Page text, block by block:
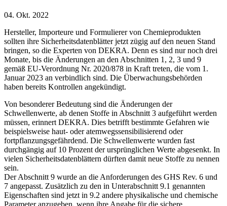
04. Okt. 2022
Hersteller, Importeure und Formulierer von Chemieprodukten
sollten ihre Sicherheitsdatenblätter jetzt zügig auf den neuen Stand
bringen, so die Experten von DEKRA. Denn es sind nur noch drei
Monate, bis die Änderungen an den Abschnitten 1, 2, 3 und 9
gemäß EU-Verordnung Nr. 2020/878 in Kraft treten, die vom 1.
Januar 2023 an verbindlich sind. Die Überwachungsbehörden
haben bereits Kontrollen angekündigt.
Von besonderer Bedeutung sind die Änderungen der
Schwellenwerte, ab denen Stoffe in Abschnitt 3 aufgeführt werden
müssen, erinnert DEKRA. Dies betrifft bestimmte Gefahren wie
beispielsweise haut- oder atemwegssensibilisierend oder
fortpflanzungsgefährdend. Die Schwellenwerte wurden fast
durchgängig auf 10 Prozent der ursprünglichen Werte abgesenkt. In
vielen Sicherheitsdatenblättern dürften damit neue Stoffe zu nennen
sein.
Der Abschnitt 9 wurde an die Anforderungen des GHS Rev. 6 und
7 angepasst. Zusätzlich zu den in Unterabschnitt 9.1 genannten
Eigenschaften sind jetzt in 9.2 andere physikalische und chemische
Parameter anzugeben, wenn ihre Angabe für die sichere